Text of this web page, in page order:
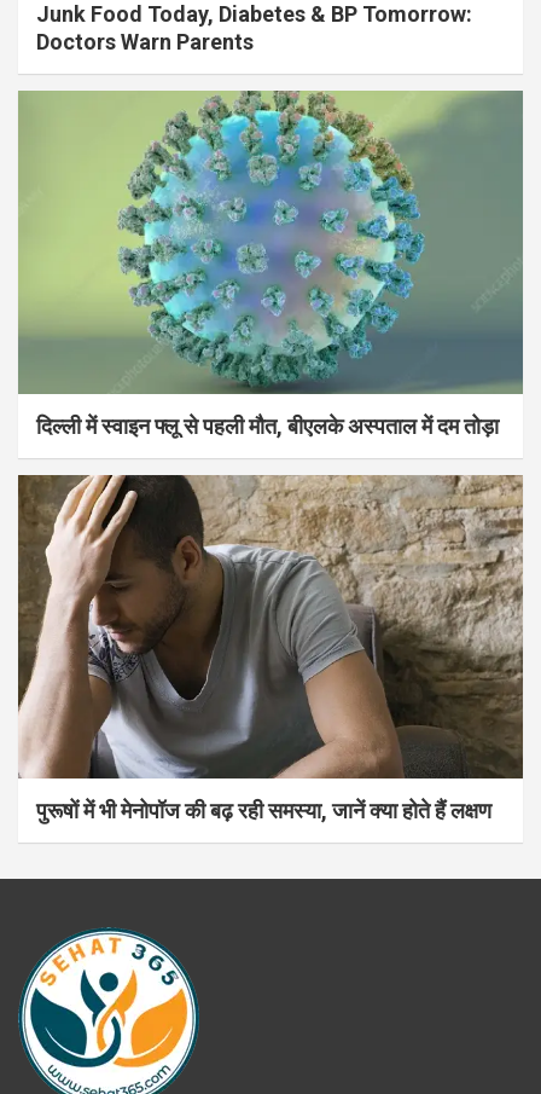
Junk Food Today, Diabetes & BP Tomorrow:
Doctors Warn Parents
दिल्ली में स्वाइन फ्लू से पहली मौत, बीएलके अस्पताल में दम तोड़ा
पुरूषों में भी मेनोपॉज की बढ़ रही समस्या, जानें क्या होते हैं लक्षण